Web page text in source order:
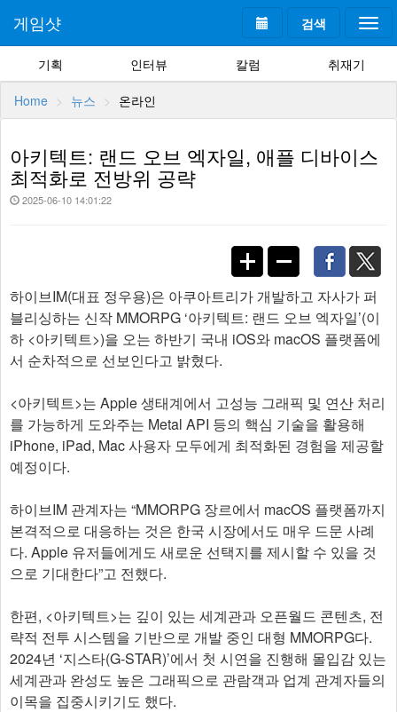
검색
게임샷
기획 인터뷰 칼럼 취재기
Home 뉴스 온라인
아키텍트: 랜드 오브 엑자일, 애플 디바이스
최적화로 전방위 공략
2025-06-10 14:01:22
하이브IM(대표 정우용)은 아쿠아트리가 개발하고 자사가 퍼
블리싱하는 신작 MMORPG ‘아키텍트: 랜드 오브 엑자일’(이
하 <아키텍트>)을 오는 하반기 국내 iOS와 macOS 플랫폼에
서 순차적으로 선보인다고 밝혔다.
<아키텍트>는 Apple 생태계에서 고성능 그래픽 및 연산 처리
를 가능하게 도와주는 Metal API 등의 핵심 기술을 활용해
iPhone, iPad, Mac 사용자 모두에게 최적화된 경험을 제공할
예정이다.
하이브IM 관계자는 “MMORPG 장르에서 macOS 플랫폼까지
본격적으로 대응하는 것은 한국 시장에서도 매우 드문 사례
다. Apple 유저들에게도 새로운 선택지를 제시할 수 있을 것
으로 기대한다”고 전했다.
한편, <아키텍트>는 깊이 있는 세계관과 오픈월드 콘텐츠, 전
략적 전투 시스템을 기반으로 개발 중인 대형 MMORPG다.
2024년 ‘지스타(G-STAR)’에서 첫 시연을 진행해 몰입감 있는
세계관과 완성도 높은 그래픽으로 관람객과 업계 관계자들의
이목을 집중시키기도 했다.